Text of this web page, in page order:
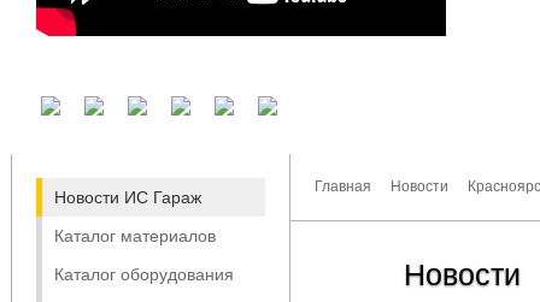
Новости ИС Гараж
Каталог материалов
Каталог оборудования
Главная Новости
Новости